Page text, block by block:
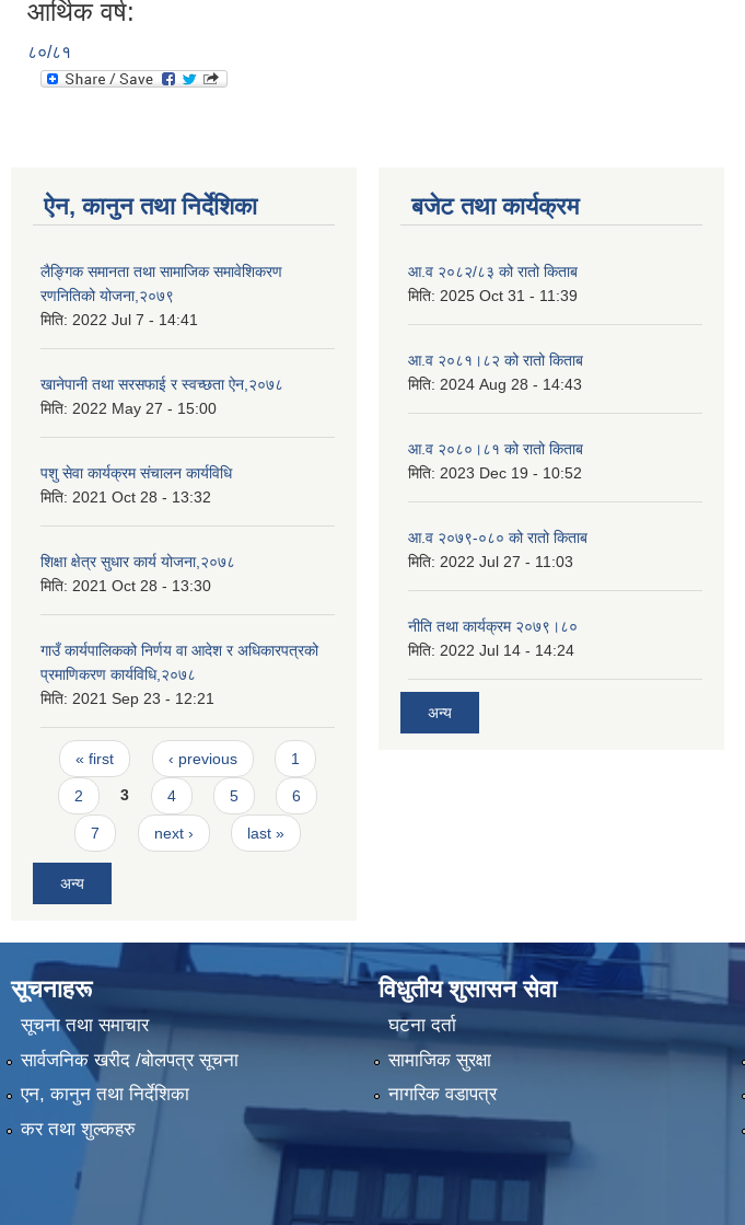
आर्थिक वर्ष:
८०/८१
ऐन, कानुन तथा निर्देशिका
लैङ्गिक समानता तथा सामाजिक समावेशिकरण
रणनितिको योजना,२०७९
मिति: 2022 Jul 7 - 14:41
खानेपानी तथा सरसफाई र स्वच्छता ऐन,२०७८
मिति: 2022 May 27 - 15:00
पशु सेवा कार्यक्रम संचालन कार्यविधि
मिति: 2021 Oct 28 - 13:32
शिक्षा क्षेत्र सुधार कार्य योजना,२०७८
मिति: 2021 Oct 28 - 13:30
गाउँ कार्यपालिकको निर्णय वा आदेश र अधिकारपत्रको
प्रमाणिकरण कार्यविधि,२०७८
मिति: 2021 Sep 23 - 12:21
Pages
« first ‹ previous 1
2 3 4 5 6
7 next › last »
अन्य
बजेट तथा कार्यक्रम
आ.व २०८२/८३ को रातो किताब
मिति: 2025 Oct 31 - 11:39
आ.व २०८१।८२ को रातो किताब
मिति: 2024 Aug 28 - 14:43
आ.व २०८०।८१ को रातो किताब
मिति: 2023 Dec 19 - 10:52
आ.व २०७९-०८० को रातो किताब
मिति: 2022 Jul 27 - 11:03
नीति तथा कार्यक्रम २०७९।८०
मिति: 2022 Jul 14 - 14:24
अन्य
सूचनाहरू
सूचना तथा समाचार
सार्वजनिक खरीद /बोलपत्र सूचना
एन, कानुन तथा निर्देशिका
कर तथा शुल्कहरु
विधुतीय शुसासन सेवा
घटना दर्ता
सामाजिक सुरक्षा
नागरिक वडापत्र